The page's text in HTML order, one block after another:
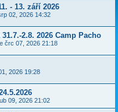
- 13. září 2026
02, 2026 14:32
2.8. 2026 Camp Pacho
črc 07, 2026 21:18
2026 19:28
09, 2026 21:02